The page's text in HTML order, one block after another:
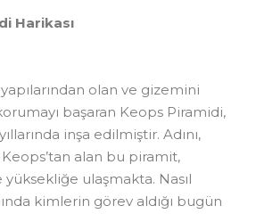
Harikası
yapılarından olan ve gizemini
başaran Keops Piramidi,
inşa edilmiştir. Adını,
alan bu piramit,
yüksekliğe ulaşmakta. Nasıl
kimlerin görev aldığı bugün